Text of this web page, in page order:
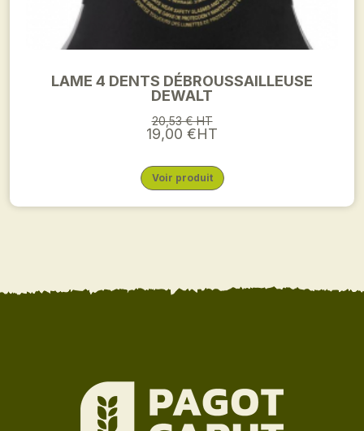
LAME 4 DENTS DÉBROUSSAILLEUSE
DEWALT
20,53 € HT
19,00 €HT
Voir produit